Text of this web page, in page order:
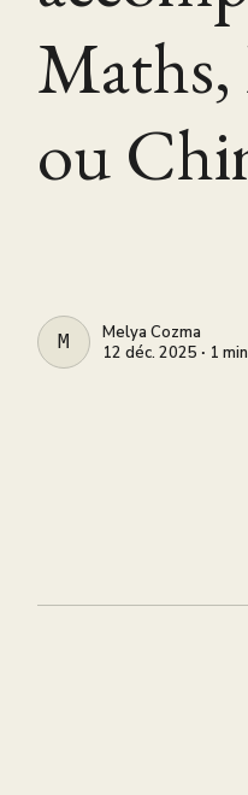
Maths,
ou
MELYA COZMA
Melya Cozma
12 déc. 2025 ∙ 1